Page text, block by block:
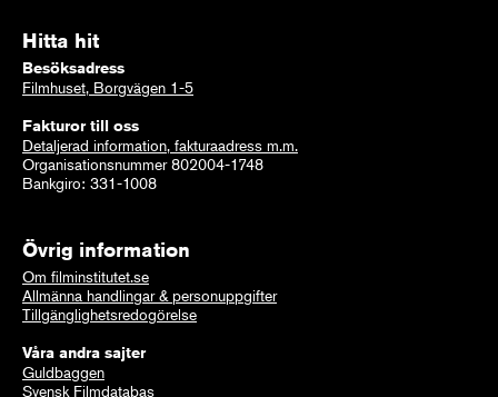
Hitta hit
Besöksadress
Filmhuset, Borgvägen 1-5
Fakturor till oss
Detaljerad information, fakturaadress m.m.
Organisationsnummer 802004-1748
Bankgiro: 331-1008
Övrig information
Om filminstitutet.se
Allmänna handlingar & personuppgifter
Tillgänglighetsredogörelse
Våra andra sajter
Guldbaggen
Svensk Filmdatabas